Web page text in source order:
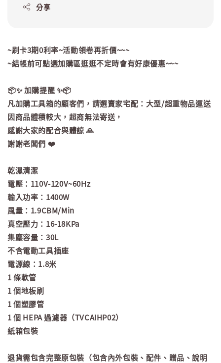
分享
~刷卡3期0利率~活動領卷再折價~~~
~結帳前可點選加購區逛逛不定時會有好康優惠~~~
📦✨ 加購提醒 ✨📦
凡加購工具箱的顧客們，請選賣家宅配：大型/超重物品運送
因商品體積較大，超商無法寄送，
感謝大家的配合與體諒 🙏
謝謝老闆們 ❤️
乾濕清潔
電壓：110V-120V~60Hz
輸入功率：1400W
風量：1.9CBM/Min
真空壓力：16-18KPa
集塵容量：30L
不含電動工具插座
電源線：1.8米
1 條軟管
1 個地板刷
1 個塑膠管
1 個 HEPA 過濾器（TVCAIHP02）
紙箱包裝
退貨需包含完整原包裝（包含內外包裝、配件、贈品、說明